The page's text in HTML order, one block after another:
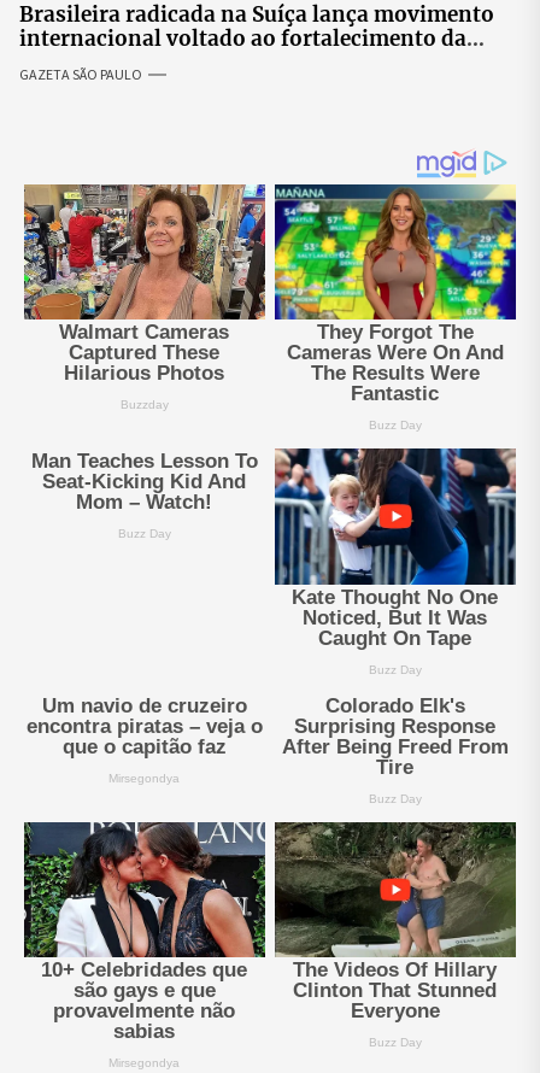
Brasileira radicada na Suíça lança movimento
internacional voltado ao fortalecimento da
identidade feminina
GAZETA SÃO PAULO